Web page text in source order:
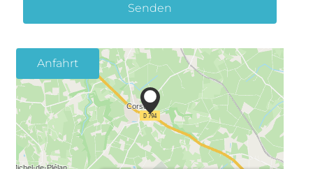
Senden
Anfahrt